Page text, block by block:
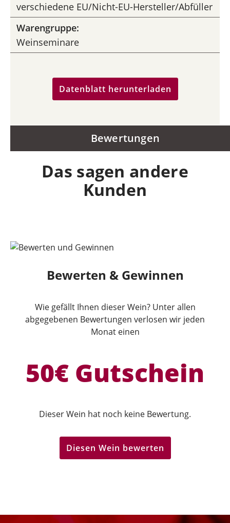
verschiedene EU/Nicht-EU-Hersteller/Abfüller
Warengruppe:
Weinseminare
Datenblatt herunterladen
Bewertungen
Das sagen andere
Kunden
Bewerten & Gewinnen
Wie gefällt Ihnen dieser Wein? Unter allen
abgegebenen Bewertungen verlosen wir jeden
Monat einen
50€ Gutschein
Dieser Wein hat noch keine Bewertung.
Diesen Wein bewerten